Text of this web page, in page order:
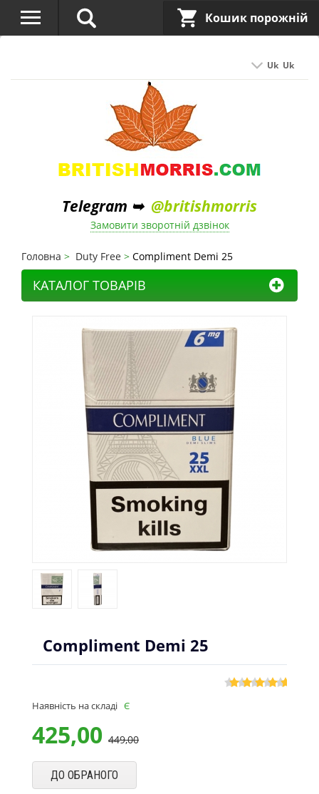
Uk Uk
Telegram ➥ @britishmorris
Замовити зворотній дзвінок
Кошик порожній
Головна Duty Free Compliment Demi 25
КАТАЛОГ ТОВАРІВ
Compliment Demi 25
Наявність на складі Є
425,00 449,00
ДО ОБРАНОГО